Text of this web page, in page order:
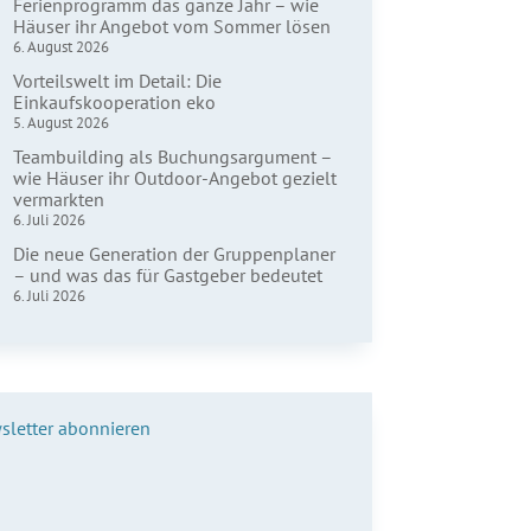
Häuser ihr Angebot vom Sommer lösen
6. August 2026
Vorteilswelt im Detail: Die
Einkaufskooperation eko
5. August 2026
Teambuilding als Buchungsargument –
wie Häuser ihr Outdoor-Angebot gezielt
vermarkten
6. Juli 2026
Die neue Generation der Gruppenplaner
– und was das für Gastgeber bedeutet
6. Juli 2026
abonnieren